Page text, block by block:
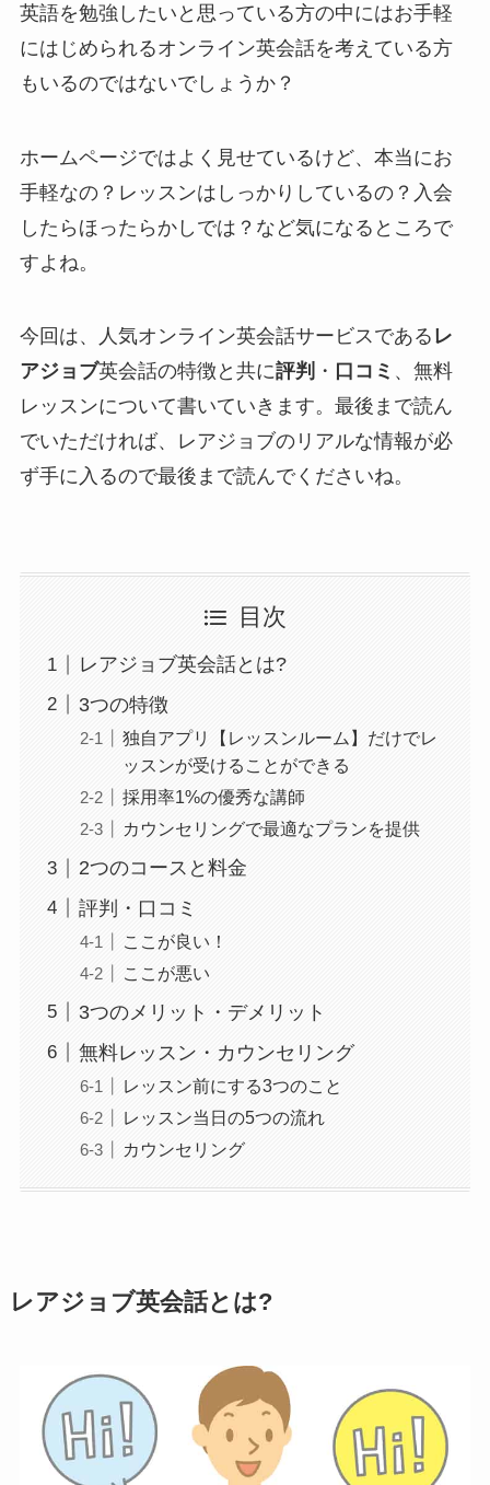
英語を勉強したいと思っている方の中にはお手軽
にはじめられるオンライン英会話を考えている方
もいるのではないでしょうか？
ホームページではよく見せているけど、本当にお
手軽なの？レッスンはしっかりしているの？入会
したらほったらかしでは？など気になるところで
すよね。
今回は、人気オンライン英会話サービスである レ
アジョブ英会話の特徴と共に評判 ・ 口コミ 、無料
レッスンについて書いていきます。最後まで読ん
でいただければ、レアジョブのリアルな情報が必
ず手に入るので最後まで読んでくださいね。
目次
レアジョブ英会話とは?
3つの特徴
独自アプリ【レッスンルーム】だけでレ
ッスンが受けることができる
採用率1%の優秀な講師
カウンセリングで最適なプランを提供
2つのコースと料金
評判・口コミ
ここが良い！
ここが悪い
3つのメリット・デメリット
無料レッスン・カウンセリング
レッスン前にする3つのこと
レッスン当日の5つの流れ
カウンセリング
レアジョブ英会話とは?